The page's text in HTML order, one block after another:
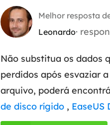
Melhor resposta
Leonardo·
Não substitua os dados
perdidos após esvaziar
arquivo, poderá
de disco rígido , EaseUS